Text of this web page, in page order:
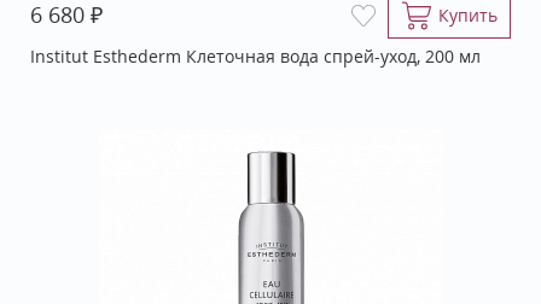
6 680 ₽
Купить
Institut Esthederm Клеточная вода спрей-уход, 200 мл